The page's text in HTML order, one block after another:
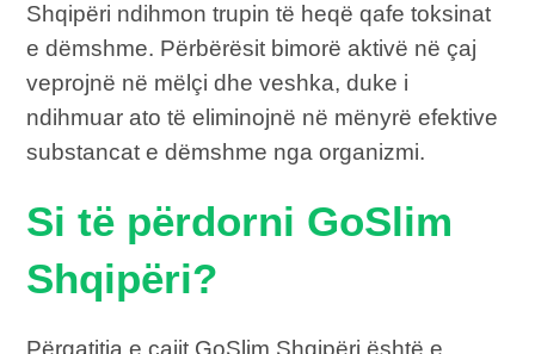
Shqipëri ndihmon trupin të heqë qafe toksinat
e dëmshme. Përbërësit bimorë aktivë në çaj
veprojnë në mëlçi dhe veshka, duke i
ndihmuar ato të eliminojnë në mënyrë efektive
substancat e dëmshme nga organizmi.
Si të përdorni GoSlim
Shqipëri?
Përgatitja e çajit GoSlim Shqipëri është e